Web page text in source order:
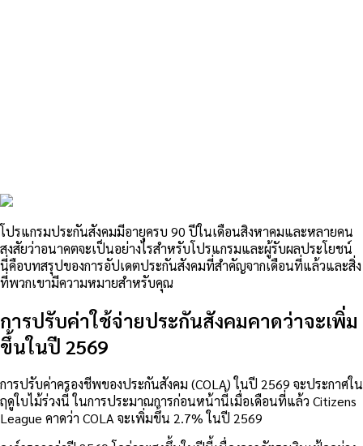
โปรแกรมประกันสังคมมีอายุครบ 90 ปีในเดือนสิงหาคมและหลายคน
สงสัยว่าอนาคตจะเป็นอย่างไรสำหรับโปรแกรมและผู้รับผลประโยชน์
นี่คือบทสรุปของการอัปเดตประกันสังคมที่สำคัญจากเดือนที่แล้วและสิ่ง
ที่พวกเขามีความหมายสำหรับคุณ
การปรับค่าใช้จ่ายประกันสังคมคาดว่าจะเพิ่ม
ขึ้นในปี 2569
การปรับค่าครองชีพของประกันสังคม (COLA) ในปี 2569 จะประกาศใน
ฤดูใบไม้ร่วงนี้ ในการประมาณการก่อนหน้านี้เมื่อเดือนที่แล้ว Citizens
League คาดว่า COLA จะเพิ่มขึ้น 2.7% ในปี 2569